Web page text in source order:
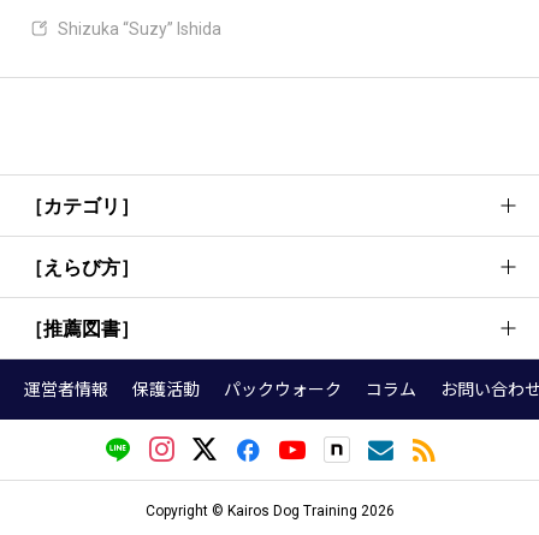
Shizuka “Suzy” Ishida
［カテゴリ］
犬のしつけ方法・考え方
お散歩
［えらび方］
首輪
［推薦図書］
『犬語図鑑』
『犬の頭がグングンよくなる育て方』
トレーナーが選ぶ犬の本（こころ編）
運営者情報 保護活動 パックウォーク コラム お問い合わ
Copyright © Kairos Dog Training 2026